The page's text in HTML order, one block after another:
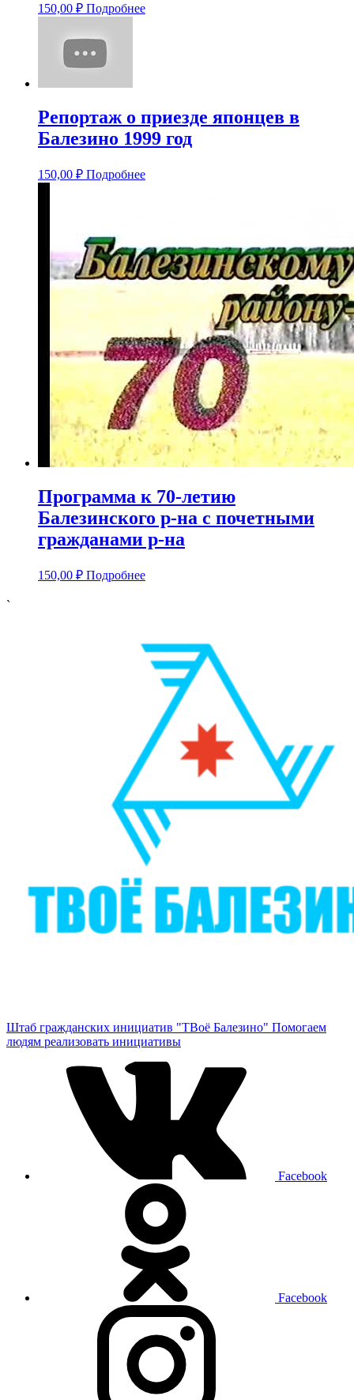
150,00 ₽ Подробнее
Репортаж о приезде японцев в
Балезино 1999 год
150,00 ₽ Подробнее
Программа к 70-летию
Балезинского р-на с почетными
гражданами р-на
150,00 ₽ Подробнее
`
Штаб гражданских инициатив "ТВоё Балезино" Помогаем
людям реализовать инициативы
Facebook
Facebook